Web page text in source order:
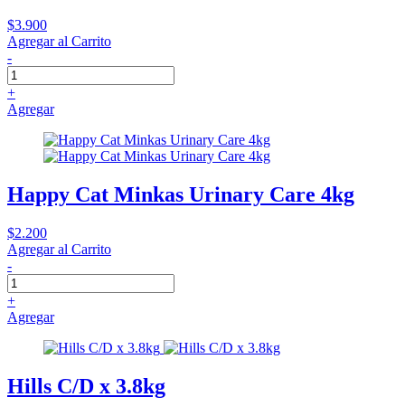
$3.900
Agregar al Carrito
-
+
Agregar
Happy Cat Minkas Urinary Care 4kg
$2.200
Agregar al Carrito
-
+
Agregar
Hills C/D x 3.8kg